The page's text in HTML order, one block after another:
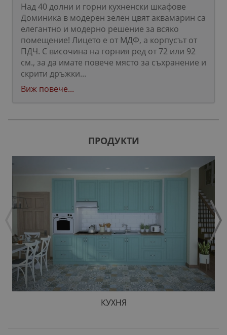
Над 40 долни и горни кухненски шкафове
Доминика в модерен зелен цвят аквамарин са
елегантно и модерно решение за всяко
помещение! Лицето е от МДФ, а корпусът от
ПДЧ. С височина на горния ред от 72 или 92
см., за да имате повече място за съхранение и
скрити дръжки...
Виж повече...
ПРОДУКТИ
КУХНЯ